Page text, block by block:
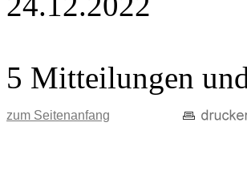
5 Mitteilungen
zum Seitenanfang